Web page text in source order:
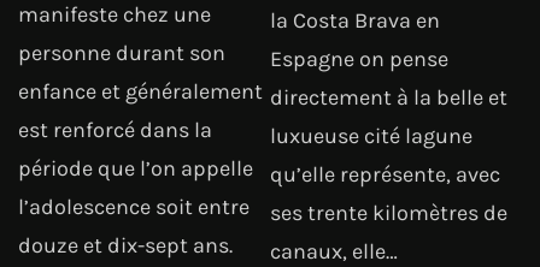
manifeste chez une
personne durant son
enfance et généralement
est renforcé dans la
période que l’on appelle
l’adolescence soit entre
douze et dix-sept ans.
la Costa Brava en
Espagne on pense
directement à la belle et
luxueuse cité lagune
qu’elle représente, avec
ses trente kilomètres de
canaux, elle…